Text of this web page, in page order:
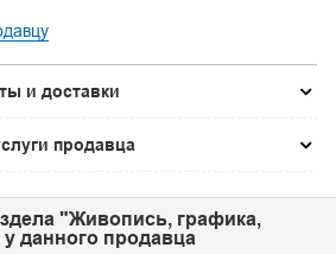
и доставки
продавца
"Живопись, графика,
у данного продавца